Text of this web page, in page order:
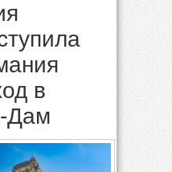
в
Дам